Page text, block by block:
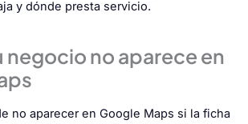
y dónde presta servicio.
negocio no aparece en
no aparecer en Google Maps si la ficha